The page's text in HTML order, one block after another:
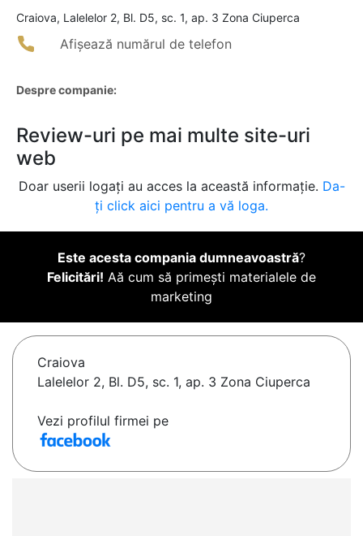
Craiova, Lalelelor 2, Bl. D5, sc. 1, ap. 3 Zona Ciuperca
Afișează numărul de telefon
Despre companie:
Review-uri pe mai multe site-uri
web
Doar userii logați au acces la această informație. Da-
ți click aici pentru a vă loga.
Este acesta compania dumneavoastră?
Felicitări! Aă cum să primești materialele de
marketing
Craiova
Lalelelor 2, Bl. D5, sc. 1, ap. 3 Zona Ciuperca
Vezi profilul firmei pe